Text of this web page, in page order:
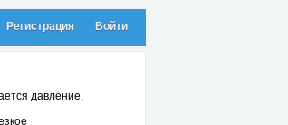
Регистрация Войти
давление,